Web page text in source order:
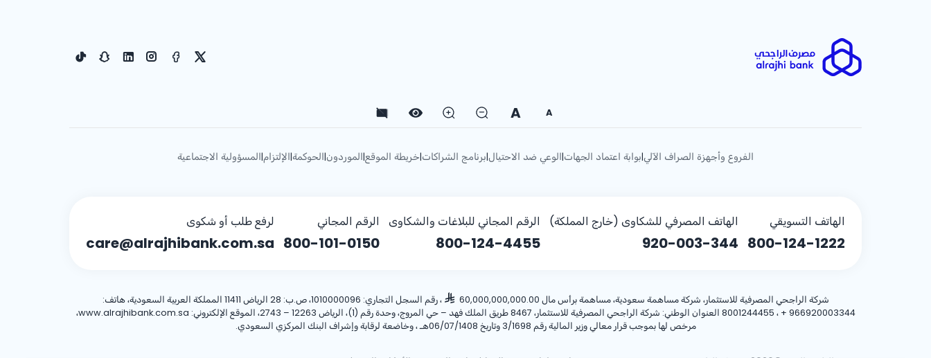
A
A
الفروع وأجهزة الصراف الآلي|بوابة اعتماد الجهات|الوعي ضد الاحتيال|برنامج الشراكات|خريطة الموقع|الموردون|الحوكمة|الإلتزام|المسؤولية الاجتماعية
الهاتف التسويقي
800-124-1222
الهاتف المصرفي للشكاوى (خارج المملكة)
920-003-344
الرقم المجاني للبلاغات والشكاوى
800-124-4455
الرقم المجاني
800-101-0150
لرفع طلب أو شكوى
care@alrajhibank.com.sa
شركة الراجحي المصرفية للاستثمار، شركة مساهمة سعودية، مساهمة برأس مال 60,000,000,000.00
، رقم السجل التجاري: 1010000096، ص.ب: 28 الرياض 11411 المملكة العربية السعودية، هاتف:
+ 966920003344
، 8001244455 العنوان الوطني: شركة الراجحي المصرفية للاستثمار، 8467 طريق الملك فهد – حي المروج، وحدة رقم (1)، الرياض 12263 – 2743، الموقع الإلكتروني: www.alrajhibank.com.sa،
مرخص لها بموجب قرار معالي وزير المالية رقم 3/1698 وتاريخ 06/07/1408هـ ، وخاضعة لرقابة وإشراف البنك المركزي السعودي.